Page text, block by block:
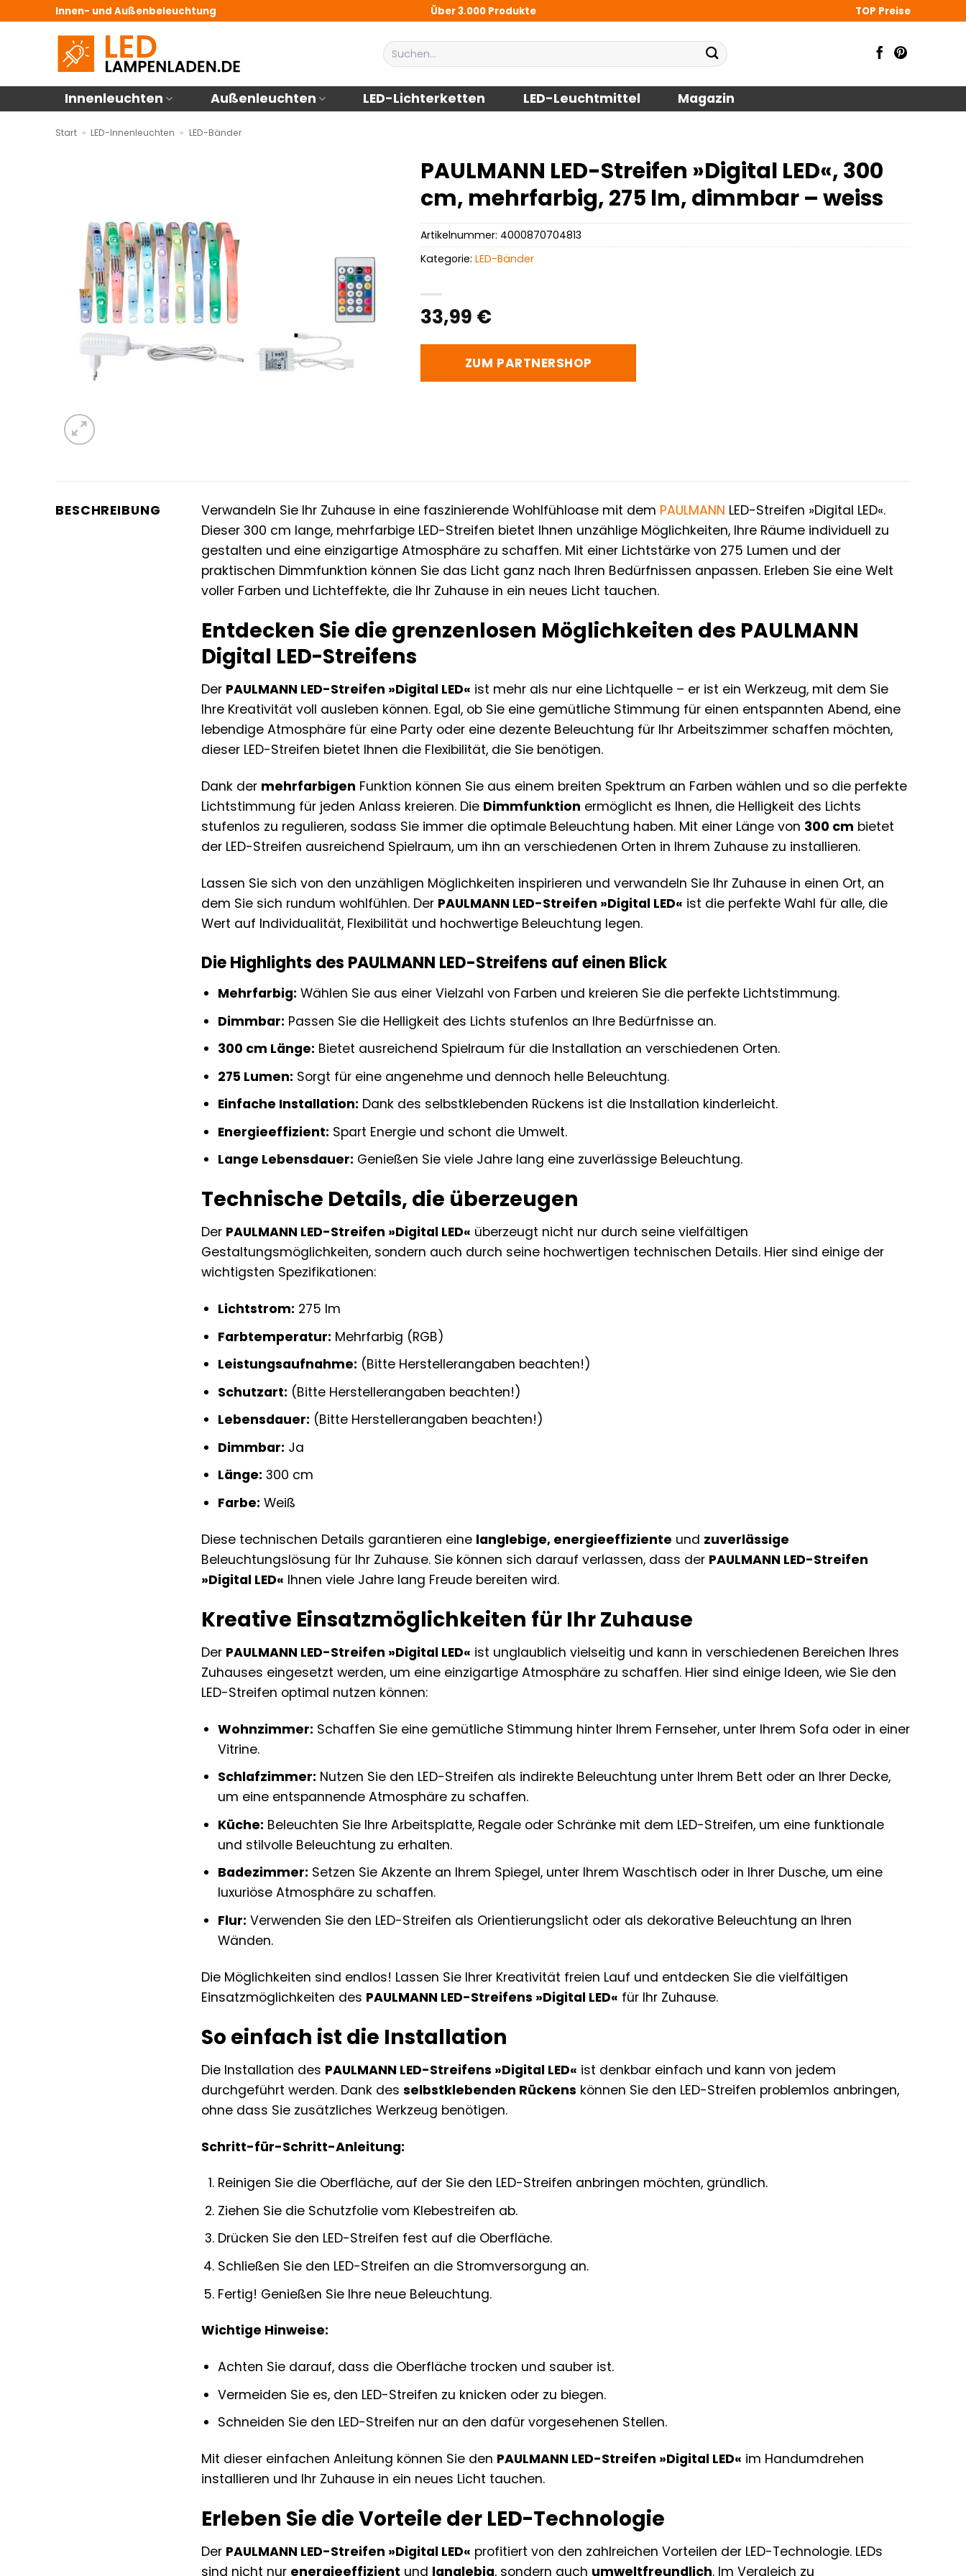
Innen- und Außenbeleuchtung Über 3.000 Produkte TOP Preise
Suchen
nach:
Innenleuchten Außenleuchten LED-Lichterketten LED-Leuchtmittel Magazin
Start » LED-Innenleuchten » LED-Bänder
PAULMANN LED-Streifen »Digital LED«, 300
cm, mehrfarbig, 275 lm, dimmbar – weiss
33,99 €
ZUM PARTNERSHOP
Artikelnummer: 4000870704813
Kategorie:LED-Bänder
BESCHREIBUNG Verwandeln Sie Ihr Zuhause in eine faszinierende Wohlfühloase mit dem PAULMANN LED-Streifen »Digital LED«.
Dieser 300 cm lange, mehrfarbige LED-Streifen bietet Ihnen unzählige Möglichkeiten, Ihre Räume individuell zu
gestalten und eine einzigartige Atmosphäre zu schaffen. Mit einer Lichtstärke von 275 Lumen und der
praktischen Dimmfunktion können Sie das Licht ganz nach Ihren Bedürfnissen anpassen. Erleben Sie eine Welt
voller Farben und Lichteffekte, die Ihr Zuhause in ein neues Licht tauchen.
Entdecken Sie die grenzenlosen Möglichkeiten des PAULMANN
Digital LED-Streifens
Der PAULMANN LED-Streifen »Digital LED« ist mehr als nur eine Lichtquelle – er ist ein Werkzeug, mit dem Sie
Ihre Kreativität voll ausleben können. Egal, ob Sie eine gemütliche Stimmung für einen entspannten Abend, eine
lebendige Atmosphäre für eine Party oder eine dezente Beleuchtung für Ihr Arbeitszimmer schaffen möchten,
dieser LED-Streifen bietet Ihnen die Flexibilität, die Sie benötigen.
Dank der mehrfarbigen Funktion können Sie aus einem breiten Spektrum an Farben wählen und so die perfekte
Lichtstimmung für jeden Anlass kreieren. Die Dimmfunktion ermöglicht es Ihnen, die Helligkeit des Lichts
stufenlos zu regulieren, sodass Sie immer die optimale Beleuchtung haben. Mit einer Länge von 300 cm bietet
der LED-Streifen ausreichend Spielraum, um ihn an verschiedenen Orten in Ihrem Zuhause zu installieren.
Lassen Sie sich von den unzähligen Möglichkeiten inspirieren und verwandeln Sie Ihr Zuhause in einen Ort, an
dem Sie sich rundum wohlfühlen. Der PAULMANN LED-Streifen »Digital LED« ist die perfekte Wahl für alle, die
Wert auf Individualität, Flexibilität und hochwertige Beleuchtung legen.
Die Highlights des PAULMANN LED-Streifens auf einen Blick
Mehrfarbig: Wählen Sie aus einer Vielzahl von Farben und kreieren Sie die perfekte Lichtstimmung.
Dimmbar: Passen Sie die Helligkeit des Lichts stufenlos an Ihre Bedürfnisse an.
300 cm Länge: Bietet ausreichend Spielraum für die Installation an verschiedenen Orten.
275 Lumen: Sorgt für eine angenehme und dennoch helle Beleuchtung.
Einfache Installation: Dank des selbstklebenden Rückens ist die Installation kinderleicht.
Energieeffizient: Spart Energie und schont die Umwelt.
Lange Lebensdauer: Genießen Sie viele Jahre lang eine zuverlässige Beleuchtung.
Technische Details, die überzeugen
Der PAULMANN LED-Streifen »Digital LED« überzeugt nicht nur durch seine vielfältigen
Gestaltungsmöglichkeiten, sondern auch durch seine hochwertigen technischen Details. Hier sind einige der
wichtigsten Spezifikationen:
Lichtstrom: 275 lm
Farbtemperatur: Mehrfarbig (RGB)
Leistungsaufnahme: (Bitte Herstellerangaben beachten!)
Schutzart: (Bitte Herstellerangaben beachten!)
Lebensdauer: (Bitte Herstellerangaben beachten!)
Dimmbar: Ja
Länge: 300 cm
Farbe: Weiß
Diese technischen Details garantieren eine langlebige, energieeffiziente und zuverlässige
Beleuchtungslösung für Ihr Zuhause. Sie können sich darauf verlassen, dass der PAULMANN LED-Streifen
»Digital LED« Ihnen viele Jahre lang Freude bereiten wird.
Kreative Einsatzmöglichkeiten für Ihr Zuhause
Der PAULMANN LED-Streifen »Digital LED« ist unglaublich vielseitig und kann in verschiedenen Bereichen Ihres
Zuhauses eingesetzt werden, um eine einzigartige Atmosphäre zu schaffen. Hier sind einige Ideen, wie Sie den
LED-Streifen optimal nutzen können:
Wohnzimmer: Schaffen Sie eine gemütliche Stimmung hinter Ihrem Fernseher, unter Ihrem Sofa oder in einer
Vitrine.
Schlafzimmer: Nutzen Sie den LED-Streifen als indirekte Beleuchtung unter Ihrem Bett oder an Ihrer Decke,
um eine entspannende Atmosphäre zu schaffen.
Küche: Beleuchten Sie Ihre Arbeitsplatte, Regale oder Schränke mit dem LED-Streifen, um eine funktionale
und stilvolle Beleuchtung zu erhalten.
Badezimmer: Setzen Sie Akzente an Ihrem Spiegel, unter Ihrem Waschtisch oder in Ihrer Dusche, um eine
luxuriöse Atmosphäre zu schaffen.
Flur: Verwenden Sie den LED-Streifen als Orientierungslicht oder als dekorative Beleuchtung an Ihren
Wänden.
Die Möglichkeiten sind endlos! Lassen Sie Ihrer Kreativität freien Lauf und entdecken Sie die vielfältigen
Einsatzmöglichkeiten des PAULMANN LED-Streifens »Digital LED« für Ihr Zuhause.
So einfach ist die Installation
Die Installation des PAULMANN LED-Streifens »Digital LED« ist denkbar einfach und kann von jedem
durchgeführt werden. Dank desselbstklebenden Rückens können Sie den LED-Streifen problemlos anbringen,
ohne dass Sie zusätzliches Werkzeug benötigen.
Schritt-für-Schritt-Anleitung:
Reinigen Sie die Oberfläche, auf der Sie den LED-Streifen anbringen möchten, gründlich.
Ziehen Sie die Schutzfolie vom Klebestreifen ab.
Drücken Sie den LED-Streifen fest auf die Oberfläche.
Schließen Sie den LED-Streifen an die Stromversorgung an.
Fertig! Genießen Sie Ihre neue Beleuchtung.
Wichtige Hinweise:
Achten Sie darauf, dass die Oberfläche trocken und sauber ist.
Vermeiden Sie es, den LED-Streifen zu knicken oder zu biegen.
Schneiden Sie den LED-Streifen nur an den dafür vorgesehenen Stellen.
Mit dieser einfachen Anleitung können Sie den PAULMANN LED-Streifen »Digital LED« im Handumdrehen
installieren und Ihr Zuhause in ein neues Licht tauchen.
Erleben Sie die Vorteile der LED-Technologie
Der PAULMANN LED-Streifen »Digital LED« profitiert von den zahlreichen Vorteilen der LED-Technologie. LEDs
sind nicht nur energieeffizient und langlebig, sondern auch umweltfreundlich. Im Vergleich zu